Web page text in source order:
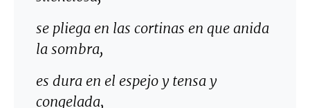
se pliega en las cortinas en que anida
la sombra,
es dura en el espejo y tensa y
congelada,